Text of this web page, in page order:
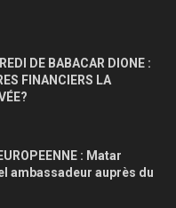
DE BABACAR DIONE :
FINANCIERS LA
: Matar
ambassadeur auprès du